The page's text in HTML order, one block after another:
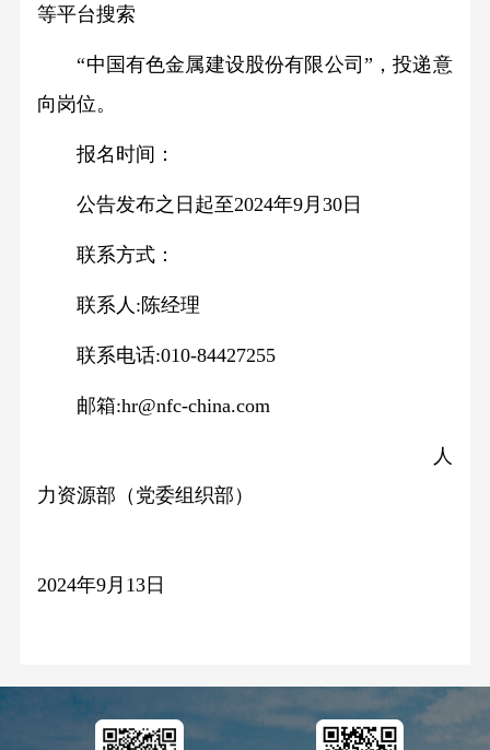
等平台搜索
“中国有色金属建设股份有限公司”，投递意
向岗位。
报名时间：
公告发布之日起至2024年9月30日
联系方式：
联系人:陈经理
联系电话:010-84427255
邮箱:hr@nfc-china.com
人
力资源部（党委组织部）
2024年9月13日